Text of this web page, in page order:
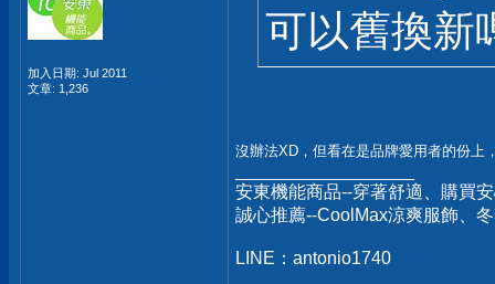
加入日期: Jul 2011
文章: 1,236
可以舊換新
沒辦法XD，但看在是品牌愛用者的份上
安東機能商品--穿著舒適、購買
誠心推薦--CoolMax涼爽服飾、
LINE：antonio1740